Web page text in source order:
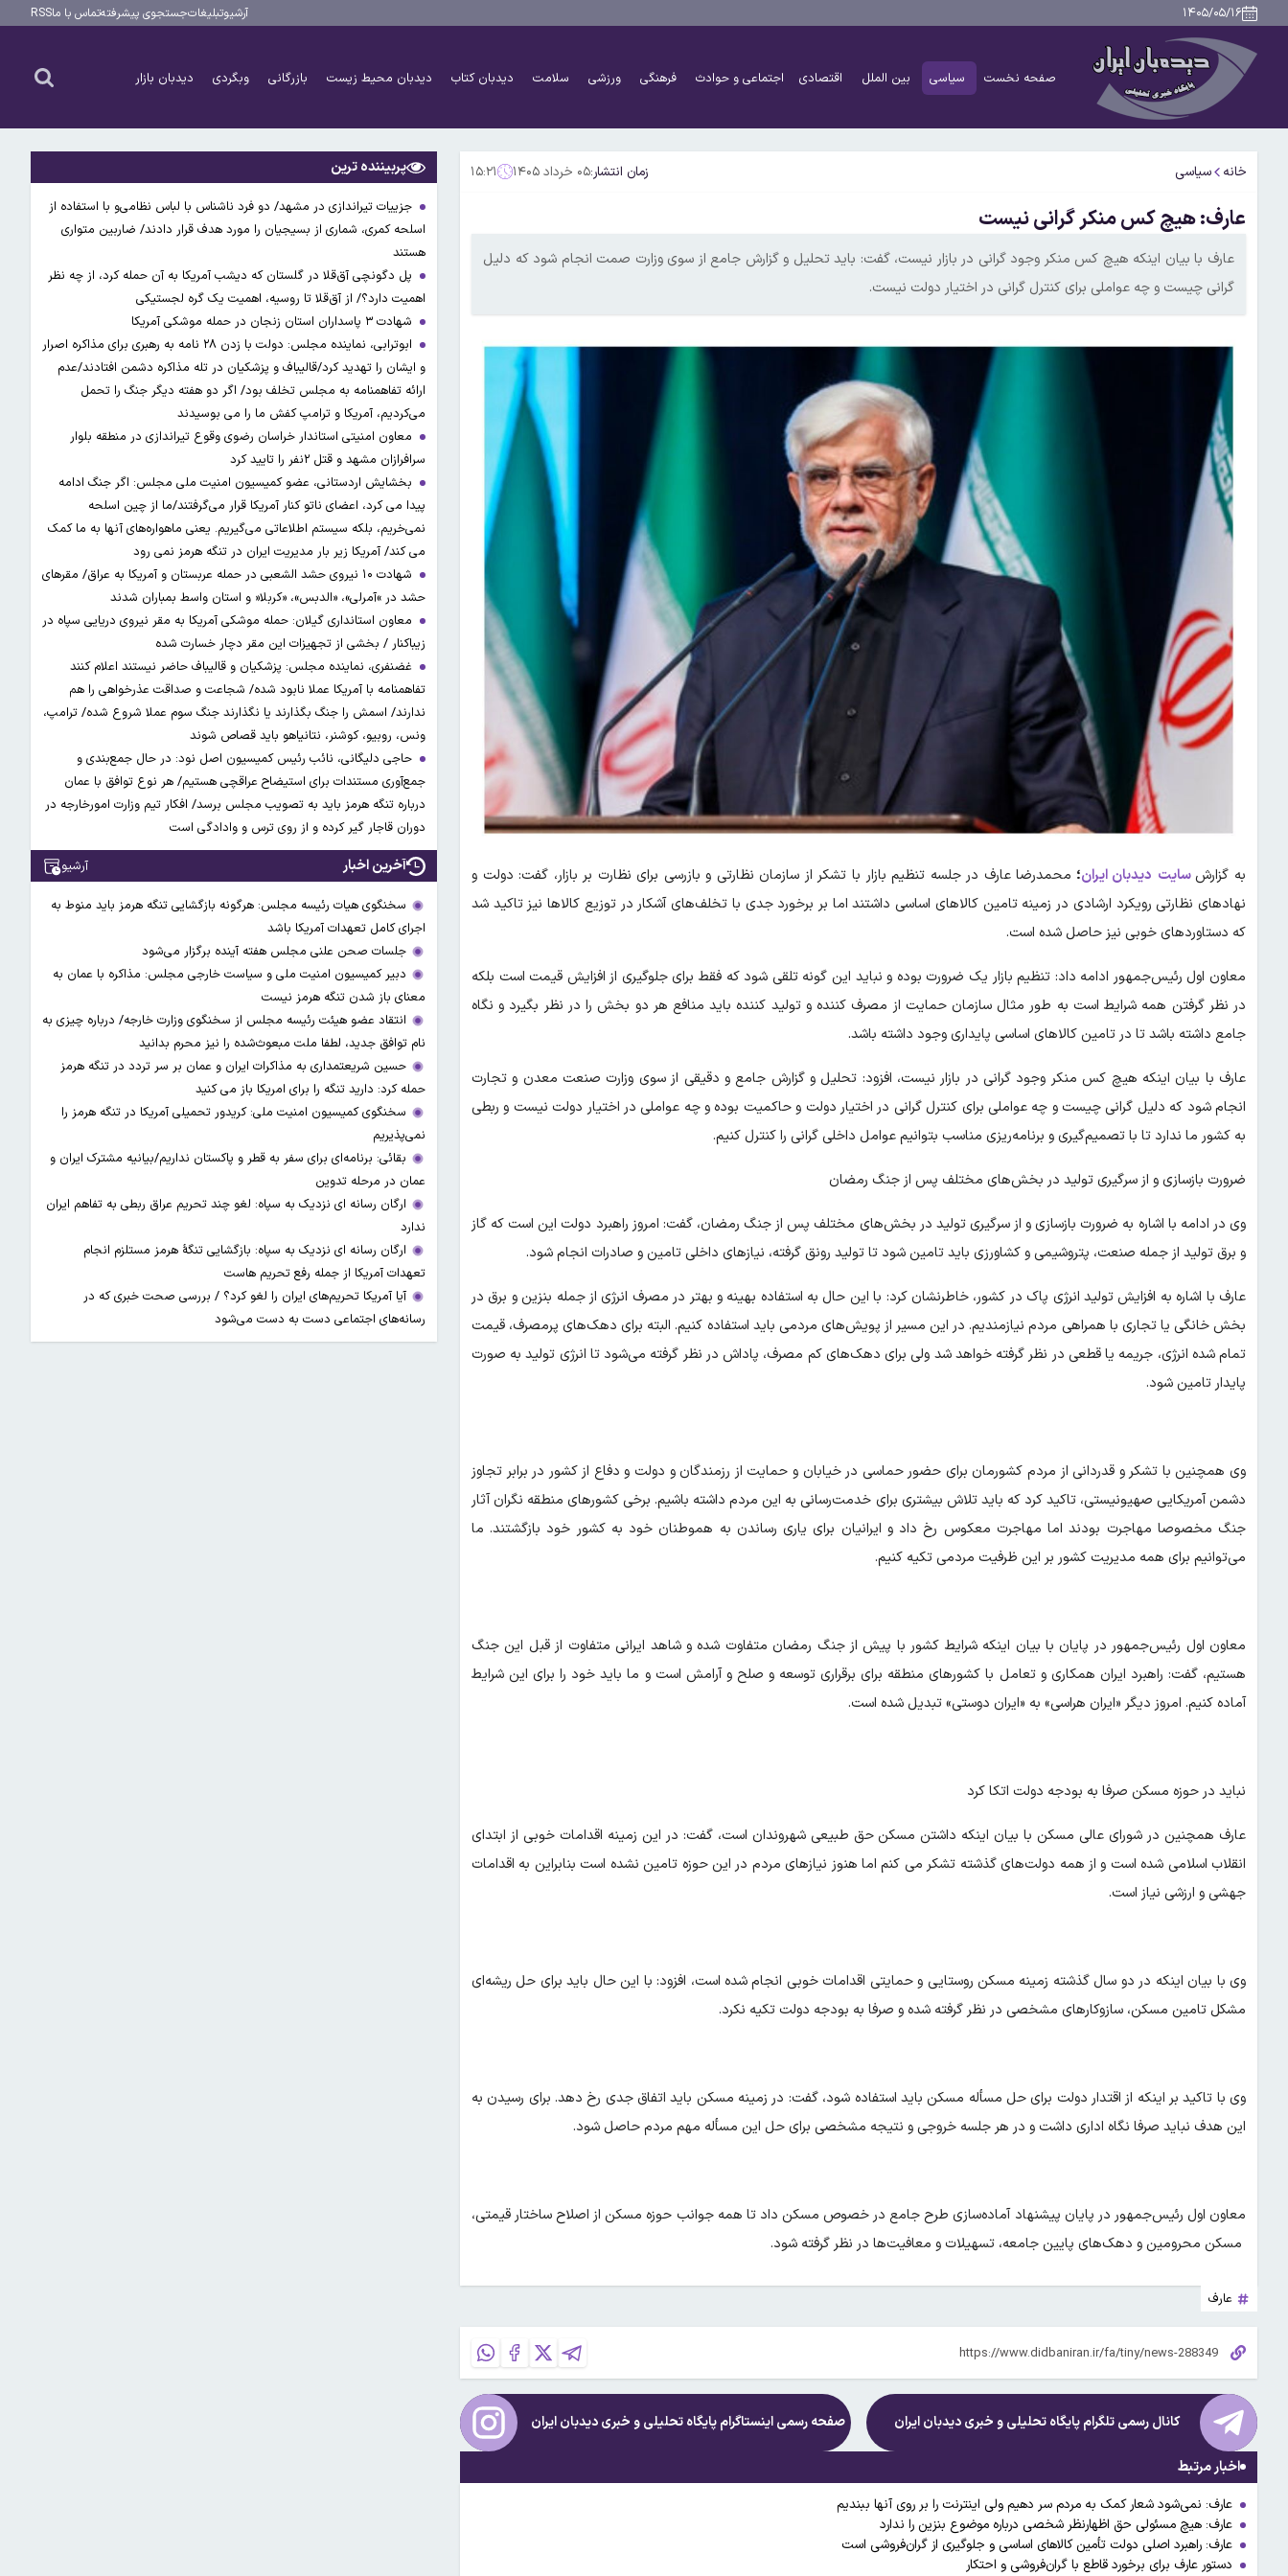
۱۴۰۵/۰۵/۱۶ آرشیوتبلیغاتجستجوی پیشرفتهتماس با ماRSS
صفحه نخست سیاسی بین الملل اقتصادی اجتماعی و حوادث فرهنگی ورزشی سلامت دیدبان کتاب دیدبان محیط زیست بازرگانی وبگردی دیدبان بازار
خانه سیاسی زمان انتشار:۰۵ خرداد ۱۴۰۵ ۱۵:۲۱
عارف: هیچ کس منکر گرانی نیست
عارف با بیان اینکه هیچ کس منکر وجود گرانی در بازار نیست، گفت: باید تحلیل و گزارش جامع از سوی وزارت صمت انجام شود که دلیل
گرانی چیست و چه عواملی برای کنترل گرانی در اختیار دولت نیست.
به گزارشسایت دیدبان ایران؛ محمدرضا عارف در جلسه تنظیم بازار با تشکر از سازمان نظارتی و بازرسی برای نظارت بر بازار، گفت: دولت و
نهادهای نظارتی رویکرد ارشادی در زمینه تامین کالاهای اساسی داشتند اما بر برخورد جدی با تخلف‌های آشکار در توزیع کالاها نیز تاکید شد
که دستاوردهای خوبی نیز حاصل شده است.
معاون اول رئیس‌جمهور ادامه داد: تنظیم بازار یک‌ ضرورت بوده و نباید این گونه تلقی شود که فقط برای جلوگیری از افزایش قیمت است بلکه
در نظر گرفتن همه شرایط است به طور مثال سازمان حمایت از مصرف‌ کننده و تولید کننده باید منافع هر دو بخش را در نظر بگیرد و نگاه
جامع داشته باشد تا در تامین کالاهای اساسی پایداری وجود داشته باشد.
عارف با بیان اینکه هیچ کس منکر وجود گرانی در بازار نیست، افزود: تحلیل و گزارش جامع و دقیقی از سوی وزارت صنعت معدن و تجارت
انجام شود که دلیل گرانی چیست و چه عواملی برای کنترل گرانی در اختیار دولت و حاکمیت بوده و چه عواملی در اختیار دولت نیست و ربطی
به کشور ما ندارد تا با تصمیم‌گیری و برنامه‌ریزی مناسب بتوانیم عوامل داخلی گرانی را کنترل کنیم.
ضرورت بازسازی و از سرگیری تولید در بخش‌های مختلف پس از جنگ رمضان
وی در ادامه با اشاره به ضرورت بازسازی و از سرگیری تولید در بخش‌های مختلف پس از جنگ رمضان، گفت: امروز راهبرد دولت این است که گاز
و برق تولید از جمله صنعت، پتروشیمی و کشاورزی باید تامین شود تا تولید رونق گرفته، نیازهای داخلی تامین و صادرات انجام شود.
عارف با اشاره به افزایش تولید انرژی پاک در کشور، خاطرنشان کرد: با این حال به استفاده بهینه و بهتر در مصرف انرژی از جمله بنزین و برق در
بخش خانگی یا تجاری با همراهی مردم نیازمندیم. در این مسیر از پویش‌های مردمی باید استفاده کنیم. البته برای دهک‌های پرمصرف، قیمت
تمام شده انرژی، جریمه یا قطعی در نظر گرفته خواهد شد ولی برای دهک‌های کم مصرف، پاداش در نظر گرفته می‌شود تا انرژی تولید به صورت
پایدار تامین شود.
وی همچنین با تشکر و قدردانی از مردم کشورمان برای حضور حماسی در خیابان و حمایت از رزمندگان و دولت و دفاع از کشور در برابر تجاوز
دشمن آمریکایی صهیونیستی، تاکید کرد که باید تلاش بیشتری برای خدمت‌رسانی به این مردم داشته باشیم. برخی کشورهای منطقه نگران آثار
جنگ مخصوصا مهاجرت بودند اما مهاجرت معکوس رخ داد و ایرانیان برای یاری رساندن به هموطنان خود به کشور خود بازگشتند. ما
می‌توانیم برای همه مدیریت کشور بر این ظرفیت مردمی تکیه کنیم.
معاون اول رئیس‌جمهور در پایان با بیان اینکه شرایط کشور با پیش از جنگ رمضان متفاوت شده و شاهد ایرانی متفاوت از قبل این جنگ
هستیم، گفت: راهبرد ایران همکاری و تعامل با کشورهای منطقه برای برقراری توسعه و صلح و آرامش است و ما باید خود را برای این شرایط
آماده کنیم. امروز دیگر «ایران هراسی» به «ایران دوستی» تبدیل شده است. ‌
نباید در حوزه مسکن صرفا به بودجه دولت اتکا کرد
عارف همچنین در شورای عالی مسکن با بیان اینکه داشتن مسکن حق طبیعی شهروندان است، گفت: در این زمینه اقدامات خوبی از ابتدای
انقلاب اسلامی شده است و از همه دولت‌های گذشته تشکر می کنم اما هنوز نیازهای مردم در این حوزه تامین نشده است‌ بنابراین به اقدامات
جهشی و ارزشی نیاز است.
وی با بیان اینکه در دو سال گذشته زمینه مسکن روستایی و حمایتی اقدامات خوبی انجام شده است، افزود: با این حال باید برای حل ریشه‌ای
مشکل تامین مسکن، سازوکارهای مشخصی در نظر گرفته شده و صرفا به بودجه دولت تکیه نکرد.
وی با تاکید بر اینکه از اقتدار دولت برای حل مسأله مسکن باید استفاده شود، گفت: در زمینه مسکن باید اتفاق جدی رخ دهد. برای رسیدن به
این هدف نباید صرفا نگاه اداری داشت و در هر جلسه خروجی و نتیجه مشخصی برای حل این مسأله مهم مردم حاصل شود.
معاون اول رئیس‌جمهور در پایان پیشنهاد آماده‌سازی طرح جامع در خصوص مسکن داد تا همه جوانب حوزه مسکن از اصلاح ساختار قیمتی،
‌ مسکن محرومین و دهک‌های پایین جامعه، تسهیلات و معافیت‌ها در نظر گرفته شود.
عارف
کانال رسمی تلگرام پایگاه تحلیلی و خبریدیدبان ایران صفحه رسمی اینستاگرام پایگاه تحلیلی و خبریدیدبان ایران
اخبار مرتبط
عارف: نمی‌شود شعار کمک به مردم سر دهیم ولی اینترنت را بر روی آنها ببندیم
عارف: هیچ مسئولی حق اظهارنظر شخصی درباره موضوع بنزین را ندارد
عارف: راهبرد اصلی دولت تأمین کالاهای اساسی و جلوگیری از گران‌فروشی است
دستور عارف برای برخورد قاطع با گران‌فروشی و احتکار
پربیننده ترین
جزییات تیراندازی در مشهد/ دو فرد ناشناس با لباس نظامی‌و با استفاده از
اسلحه کمری، شماری از بسیجیان را مورد هدف قرار دادند/ ضاربین متواری
هستند
پل دگونچی آق‌قلا در گلستان که دیشب آمریکا به آن حمله کرد، از چه نظر
اهمیت دارد؟/ از آق‌قلا تا روسیه، اهمیت یک گره لجستیکی
شهادت ۳ ‌پاسداران استان زنجان در حمله موشکی آمریکا
ابوترابی، نماینده مجلس: دولت با زدن ۲۸ نامه به رهبری برای مذاکره اصرار
و ایشان را تهدید کرد/قالیباف و پزشکیان در تله مذاکره دشمن افتادند/عدم
ارائه تفاهمنامه به مجلس تخلف بود/ اگر دو هفته دیگر جنگ را تحمل
می‌کردیم، آمریکا و ترامپ کفش ما را می بوسیدند
معاون امنیتی استاندار خراسان رضوی وقوع تیراندازی در منطقه بلوار
سرافرازان مشهد و قتل ۲نفر را تایید کرد
بخشایش اردستانی، عضو کمیسیون امنیت ملی مجلس: اگر جنگ ادامه
پیدا می کرد، اعضای ناتو کنار آمریکا قرار می‌گرفتند/ما از چین اسلحه
نمی‌خریم، بلکه سیستم اطلاعاتی می‌گیریم. یعنی ماهواره‌های آنها به ما کمک
می کند/ آمریکا زیر بار مدیریت ایران در تنگه هرمز نمی رود
شهادت ۱۰ نیروی حشد الشعبی در حمله عربستان و آمریکا به عراق/ مقرهای
حشد در »آمرلی»، «الدبس»، «کربلا« و استان واسط بمباران شدند
معاون استانداری گیلان: حمله موشکی آمریکا به مقر نیروی دریایی سپاه در
زیباکنار / بخشی از تجهیزات این مقر دچار خسارت شده
غضنفری، نماینده مجلس: پزشکیان و قالیباف حاضر نیستند اعلام کنند
تفاهمنامه با آمریکا عملا نابود شده/ شجاعت و صداقت عذرخواهی را هم
ندارند/ اسمش را جنگ بگذارند یا نگذارند جنگ سوم عملا شروع شده/ ترامپ،
ونس، روبیو، کوشنر، نتانیاهو باید قصاص شوند
حاجی دلیگانی، نائب رئیس کمیسیون اصل نود: در حال جمع‌بندی و
جمع‌آوری مستندات برای استیضاح عراقچی هستیم/ هر نوع توافق با عمان
درباره تنگه هرمز باید به تصویب مجلس برسد/ افکار تیم وزارت امورخارجه در
دوران قاجار گیر کرده و از روی ترس و وادادگی است
آخرین اخبار آرشیو
سخنگوی هیات رئیسه مجلس: هرگونه بازگشایی تنگه هرمز باید منوط به
اجرای کامل تعهدات آمریکا باشد
جلسات صحن علنی مجلس هفته آینده برگزار می‌شود
دبیر کمیسیون امنیت ملی و سیاست خارجی مجلس: مذاکره با عمان به
معنای باز شدن تنگه هرمز نیست
انتقاد عضو هیئت رئیسه مجلس از سخنگوی وزارت خارجه/ درباره چیزی به
نام توافق جدید، لطفا ملت مبعوث‌شده را نیز محرم بدانید
حسین شریعتمداری به مذاکرات ایران و عمان بر سر تردد در تنگه هرمز
حمله کرد: دارید تنگه را برای امریکا باز می کنید
سخنگوی کمیسیون امنیت ملی: کریدور تحمیلی آمریکا در تنگه هرمز را
نمی‌پذیریم
بقائی: برنامه‌ای برای سفر به قطر و پاکستان نداریم/بیانیه مشترک ایران و
عمان در مرحله تدوین
ارگان رسانه ای نزدیک به سپاه: لغو چند تحریم عراق ربطی به تفاهم ایران
ندارد
ارگان رسانه ای نزدیک به سپاه: بازگشایی تنگۀ هرمز مستلزم انجام
تعهدات آمریکا از جمله رفع تحریم هاست
آیا آمریکا تحریم‌های ایران را لغو کرد؟ / بررسی صحت خبری که در
رسانه‌های اجتماعی دست به دست می‌شود